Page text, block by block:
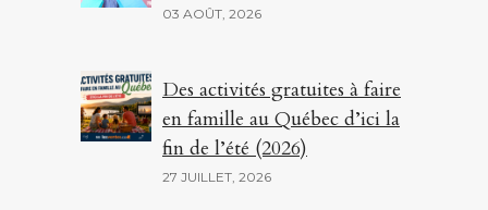
03 AOÛT, 2026
Des activités gratuites à faire
en famille au Québec d’ici la
fin de l’été (2026)
27 JUILLET, 2026